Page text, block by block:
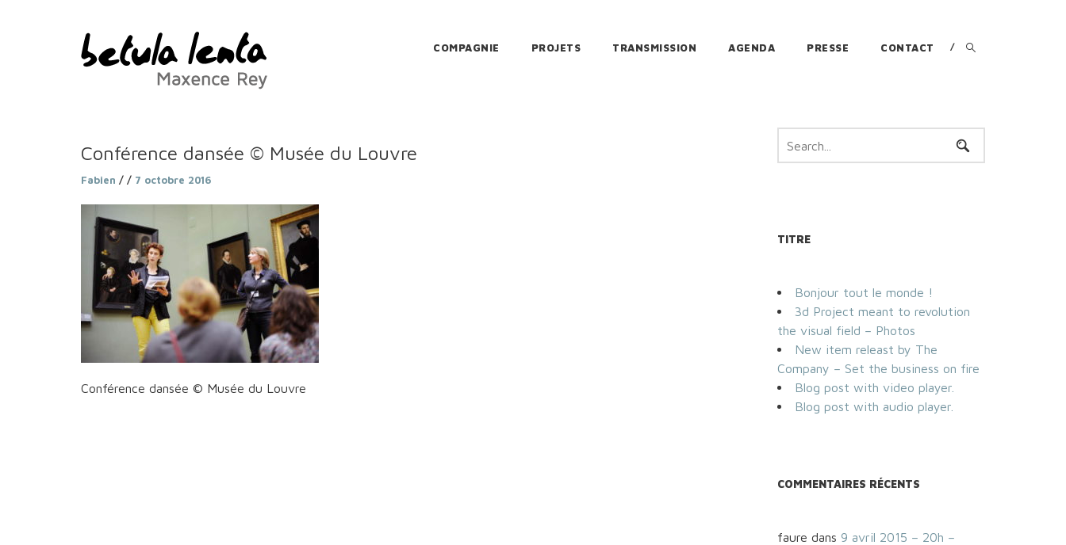
COMPAGNIE PROJETS TRANSMISSION AGENDA PRESSE CONTACT
Conférence dansée © Musée du Louvre
Fabien / / 7 octobre 2016
Conférence dansée © Musée du Louvre
TITRE
Bonjour tout le monde !
3d Project meant to revolution
the visual field – Photos
New item releast by The
Company – Set the business on fire
Blog post with video player.
Blog post with audio player.
COMMENTAIRES RÉCENTS
faure dans 9 avril 2015 – 20h –